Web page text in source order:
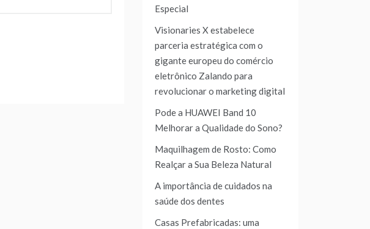
Especial
Visionaries X estabelece
parceria estratégica com o
gigante europeu do comércio
eletrônico Zalando para
revolucionar o marketing digital
Pode a HUAWEI Band 10
Melhorar a Qualidade do Sono?
Maquilhagem de Rosto: Como
Realçar a Sua Beleza Natural
A importância de cuidados na
saúde dos dentes
Casas Prefabricadas: uma